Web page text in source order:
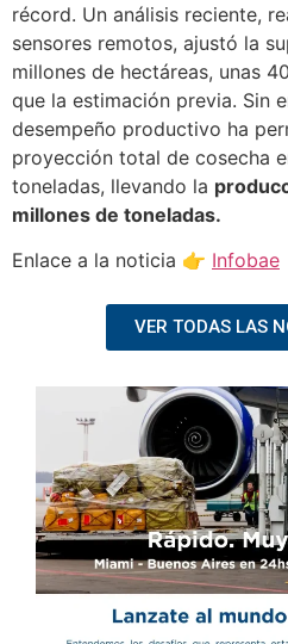
récord. Un análisis reciente,
sensores remotos, ajustó la
millones de hectáreas, unas
que la estimación previa. Sin
desempeño productivo ha
proyección total de cosecha
toneladas, llevando la
millones de toneladas.
Enlace a la noticia 👉 Infobae
VER TODAS LAS